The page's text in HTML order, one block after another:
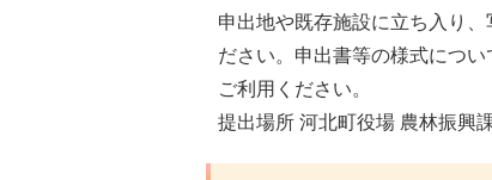
申出地や既存施設に立ち入り
ださい。申出書等の様式につ
ご利用ください。
提出場所 河北町役場 農林振興